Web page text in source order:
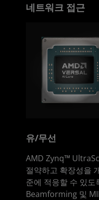
네트워크 접근
유/무선
AMD Zynq™
절약하고 확장성을
준에 적응할 수 있도
Beamforming 및